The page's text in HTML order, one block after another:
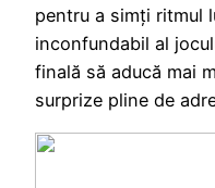
pentru a simți ritmul
inconfundabil al
finală să aducă mai
surprize pline de